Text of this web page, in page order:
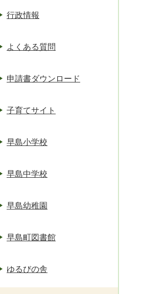
行政情報
よくある質問
申請書ダウンロード
子育てサイト
早島小学校
早島中学校
早島幼稚園
早島町図書館
ゆるびの舎